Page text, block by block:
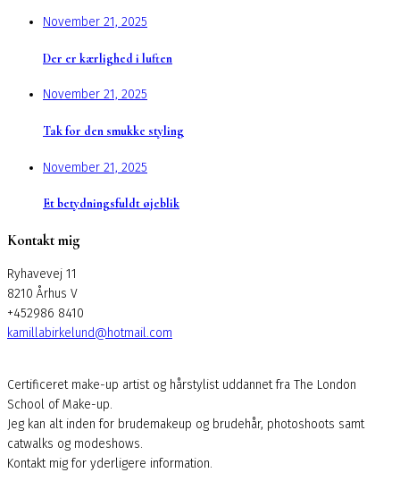
November 21, 2025
Der er kærlighed i luften
November 21, 2025
Tak for den smukke styling
November 21, 2025
Et betydningsfuldt øjeblik
Kontakt mig
Ryhavevej 11
8210 Århus V
+452986 8410
kamillabirkelund@hotmail.com
Certificeret make-up artist og hårstylist uddannet fra The London
School of Make-up.
Jeg kan alt inden for brudemakeup og brudehår, photoshoots samt
catwalks og modeshows.
Kontakt mig for yderligere information.